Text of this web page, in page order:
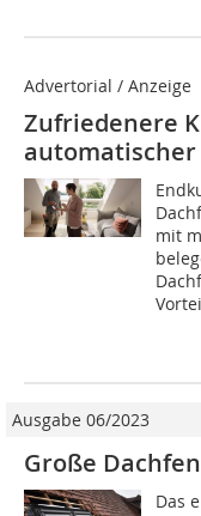
Advertorial / Anzeige
Zufriedenere
mit
Ausgabe 06/2023
Große
Das